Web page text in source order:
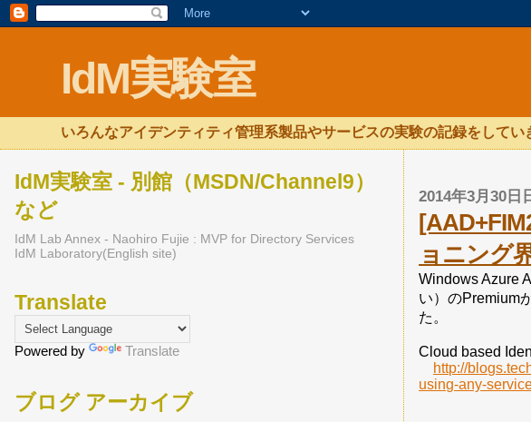
IdM実験室
いろんなアイデンティティ管理系製品やサービスの実験の記録をしてい
2014年3月30日
ョニング
Windows Azure
い）のPremium
た。
Cloud based
http://
using-any-
IdM実験室 - 別館（MSDN/Channel9）
など
IdM Lab Annex - Naohiro Fujie : MVP for Directory Services
IdM Laboratory(English site)
Translate
Powered by Translate
ブログ アーカイブ